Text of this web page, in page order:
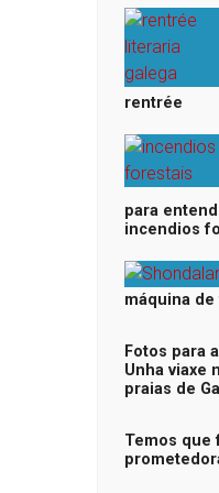
rentrée
para
incendios
máquina
Fotos para
Unha viaxe
praias de
Temos que